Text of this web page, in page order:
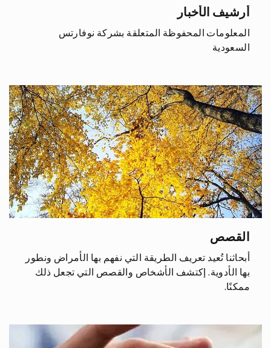
أرشيف الأخبار
المعلومات المحفوظة المتعلقة بشركة نوفارتس
السعودية
القصص
أبحاثنا تُعيد تعريف الطريقة التي نفهم بها الأمراض ونطور
بها الأدوية. إكتشف الأشخاص والقصص التي تجعل ذلك
ممكنًا.